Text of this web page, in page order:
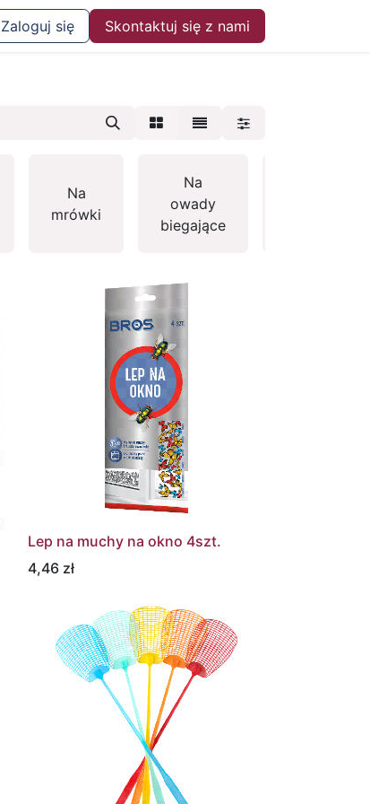
Zaloguj się Skontaktuj się z nami
Na
mrówki
Na
owady
biegające
Lep na muchy na okno 4szt.
4,46 zł